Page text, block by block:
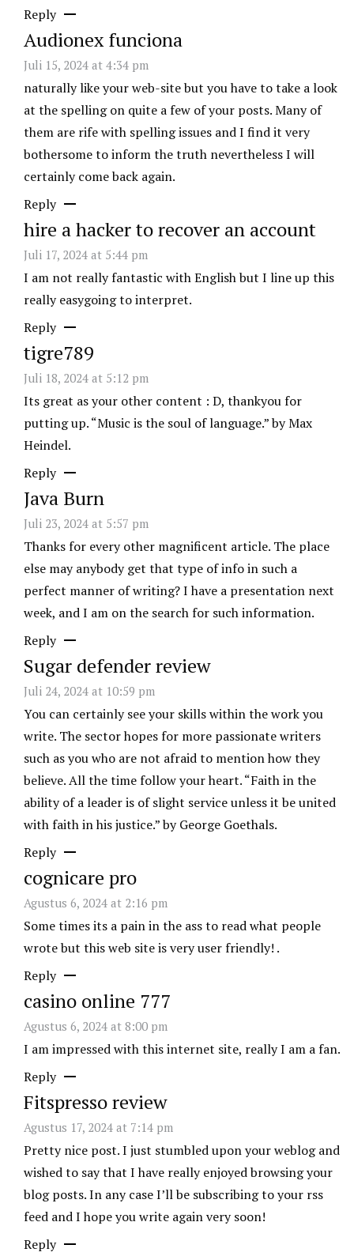
Reply
Audionex funciona
Juli 15, 2024 at 4:34 pm
naturally like your web-site but you have to take a look
at the spelling on quite a few of your posts. Many of
them are rife with spelling issues and I find it very
bothersome to inform the truth nevertheless I will
certainly come back again.
Reply
hire a hacker to recover an account
Juli 17, 2024 at 5:44 pm
I am not really fantastic with English but I line up this
really easygoing to interpret.
Reply
tigre789
Juli 18, 2024 at 5:12 pm
Its great as your other content : D, thankyou for
putting up. “Music is the soul of language.” by Max
Heindel.
Reply
Java Burn
Juli 23, 2024 at 5:57 pm
Thanks for every other magnificent article. The place
else may anybody get that type of info in such a
perfect manner of writing? I have a presentation next
week, and I am on the search for such information.
Reply
Sugar defender review
Juli 24, 2024 at 10:59 pm
You can certainly see your skills within the work you
write. The sector hopes for more passionate writers
such as you who are not afraid to mention how they
believe. All the time follow your heart. “Faith in the
ability of a leader is of slight service unless it be united
with faith in his justice.” by George Goethals.
Reply
cognicare pro
Agustus 6, 2024 at 2:16 pm
Some times its a pain in the ass to read what people
wrote but this web site is very user friendly! .
Reply
casino online 777
Agustus 6, 2024 at 8:00 pm
I am impressed with this internet site, really I am a fan.
Reply
Fitspresso review
Agustus 17, 2024 at 7:14 pm
Pretty nice post. I just stumbled upon your weblog and
wished to say that I have really enjoyed browsing your
blog posts. In any case I’ll be subscribing to your rss
feed and I hope you write again very soon!
Reply